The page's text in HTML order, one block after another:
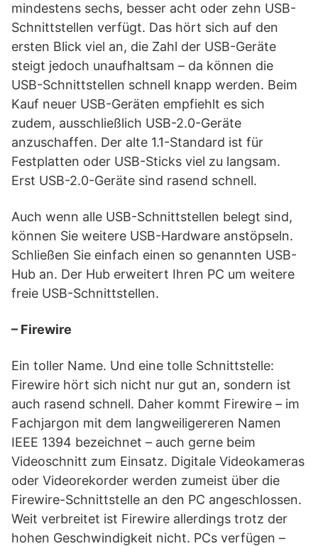
mindestens sechs, besser acht oder zehn USB-
Schnittstellen verfügt. Das hört sich auf den
ersten Blick viel an, die Zahl der USB-Geräte
steigt jedoch unaufhaltsam – da können die
USB-Schnittstellen schnell knapp werden. Beim
Kauf neuer USB-Geräten empfiehlt es sich
zudem, ausschließlich USB-2.0-Geräte
anzuschaffen. Der alte 1.1-Standard ist für
Festplatten oder USB-Sticks viel zu langsam.
Erst USB-2.0-Geräte sind rasend schnell.
Auch wenn alle USB-Schnittstellen belegt sind,
können Sie weitere USB-Hardware anstöpseln.
Schließen Sie einfach einen so genannten USB-
Hub an. Der Hub erweitert Ihren PC um weitere
freie USB-Schnittstellen.
– Firewire
Ein toller Name. Und eine tolle Schnittstelle:
Firewire hört sich nicht nur gut an, sondern ist
auch rasend schnell. Daher kommt Firewire – im
Fachjargon mit dem langweiligereren Namen
IEEE 1394 bezeichnet – auch gerne beim
Videoschnitt zum Einsatz. Digitale Videokameras
oder Videorekorder werden zumeist über die
Firewire-Schnittstelle an den PC angeschlossen.
Weit verbreitet ist Firewire allerdings trotz der
hohen Geschwindigkeit nicht. PCs verfügen –